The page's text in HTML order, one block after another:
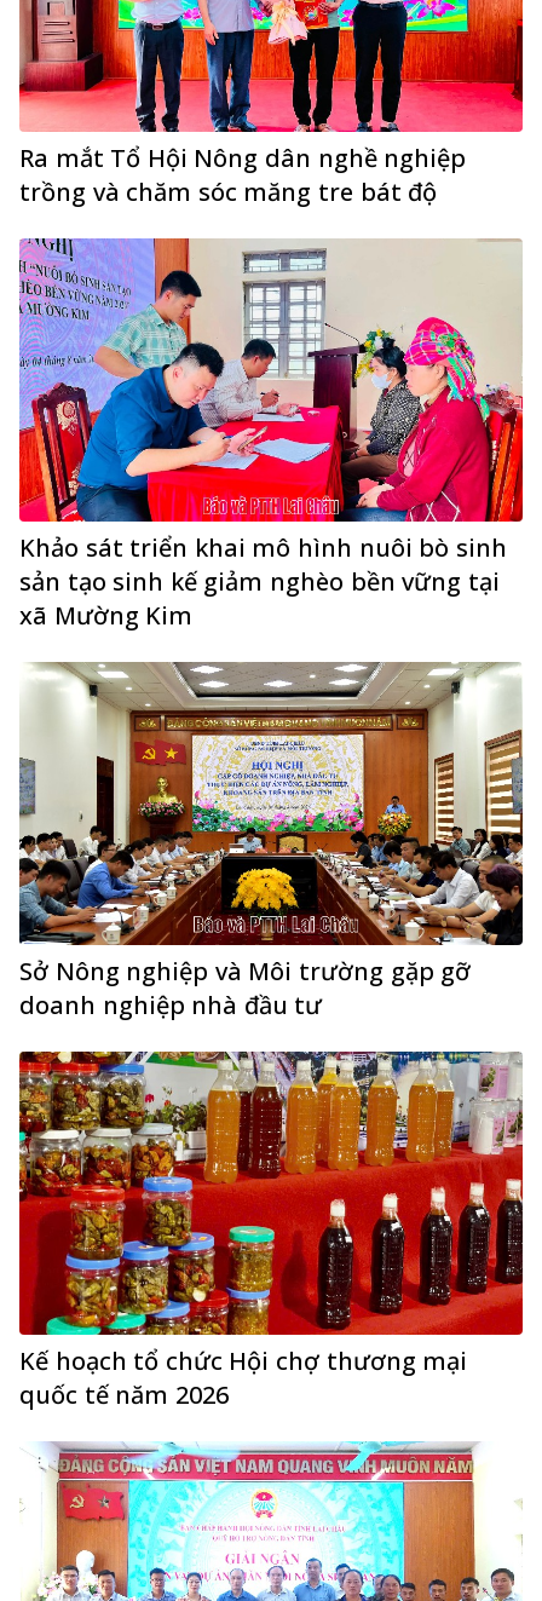
Ra mắt Tổ Hội Nông dân nghề nghiệp
trồng và chăm sóc măng tre bát độ
Khảo sát triển khai mô hình nuôi bò sinh
sản tạo sinh kế giảm nghèo bền vững tại
xã Mường Kim
Sở Nông nghiệp và Môi trường gặp gỡ
doanh nghiệp nhà đầu tư
Kế hoạch tổ chức Hội chợ thương mại
quốc tế năm 2026